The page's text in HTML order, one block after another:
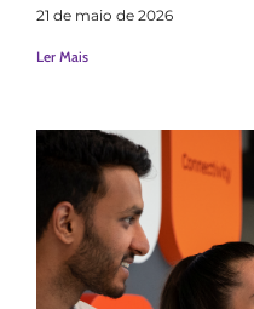
21 de maio de 2026
Ler Mais